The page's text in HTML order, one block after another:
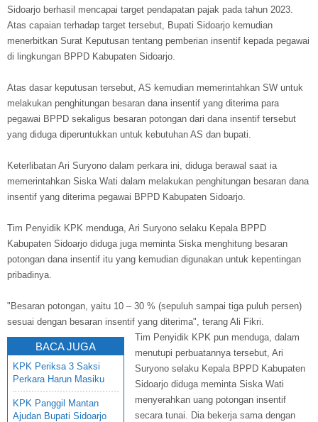
Sidoarjo berhasil mencapai target pendapatan pajak pada tahun 2023.
Atas capaian terhadap target tersebut, Bupati Sidoarjo kemudian
menerbitkan Surat Keputusan tentang pemberian insentif kepada pegawai
di lingkungan BPPD Kabupaten Sidoarjo.
Atas dasar keputusan tersebut, AS kemudian memerintahkan SW untuk
melakukan penghitungan besaran dana insentif yang diterima para
pegawai BPPD sekaligus besaran potongan dari dana insentif tersebut
yang diduga diperuntukkan untuk kebutuhan AS dan bupati.
Keterlibatan Ari Suryono dalam perkara ini, diduga berawal saat ia
memerintahkan Siska Wati dalam melakukan penghitungan besaran dana
insentif yang diterima pegawai BPPD Kabupaten Sidoarjo.
Tim Penyidik KPK menduga, Ari Suryono selaku Kepala BPPD
Kabupaten Sidoarjo diduga juga meminta Siska menghitung besaran
potongan dana insentif itu yang kemudian digunakan untuk kepentingan
pribadinya.
"Besaran potongan, yaitu 10 – 30 % (sepuluh sampai tiga puluh persen)
sesuai dengan besaran insentif yang diterima", terang Ali Fikri.
BACA JUGA
KPK Periksa 3 Saksi
Perkara Harun Masiku
KPK Panggil Mantan
Ajudan Bupati Sidoarjo
Tim Penyidik KPK pun menduga, dalam
menutupi perbuatannya tersebut, Ari
Suryono selaku Kepala BPPD Kabupaten
Sidoarjo diduga meminta Siska Wati
menyerahkan uang potongan insentif
secara tunai. Dia bekerja sama dengan